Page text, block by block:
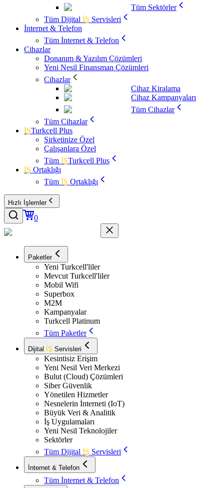
Tüm Sektörler
Tüm Dijital İŞ Servisleri
İnternet & Telefon
Tüm İnternet & Telefon
Cihazlar
Donanım & Yazılım Çözümleri
Yeni Nesil Finansman Çözümleri
Cihazlar
Cihaz Kiralama
Cihaz Kampanyaları
Tüm Cihazlar
Tüm Cihazlar
İŞTurkcell Plus
Şirketinize Özel
Çalışanlara Özel
Tüm İŞTurkcell Plus
İŞ Ortaklığı
Tüm İŞ Ortaklığı
Hızlı İşlemler
0
Paketler
Yeni Turkcell'liler
Mevcut Turkcell'liler
Mobil Wifi
Superbox
M2M
Kampanyalar
Turkcell Platinum
Tüm Paketler
Dijital İŞ Servisleri
Kesintisiz Erişim
Yeni Nesil Veri Merkezi
Bulut (Cloud) Çözümleri
Siber Güvenlik
Yönetilen Hizmetler
Nesnelerin İnterneti (IoT)
Büyük Veri & Analitik
İş Uygulamaları
Yeni Nesil Teknolojiler
Sektörler
Tüm Dijital İŞ Servisleri
İnternet & Telefon
Tüm İnternet & Telefon